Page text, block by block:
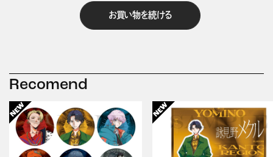
お買い物を続ける
Recomend